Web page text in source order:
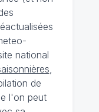
national
de
l'on peut